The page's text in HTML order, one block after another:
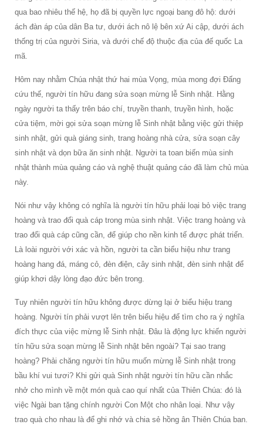
qua bao nhiêu thế hệ, họ đã bị quyền lực ngoại bang đô hộ: dưới
ách đàn áp của dân Ba tư, dưới ách nô lệ bên xứ Ai cập, dưới ách
thống trị của người Siria, và dưới chế độ thuộc địa của đế quốc La
mã.
Hôm nay nhằm Chúa nhật thứ hai mùa Vọng, mùa mong đợi Ðấng
cứu thế, người tín hữu đang sửa soạn mừng lễ Sinh nhật. Hằng
ngày người ta thấy trên báo chí, truyền thanh, truyền hình, hoặc
cửa tiệm, mời gọi sửa soạn mừng lễ Sinh nhật bằng việc gửi thiệp
sinh nhật, gửi quà giáng sinh, trang hoàng nhà cửa, sửa soạn cây
sinh nhật và dọn bữa ăn sinh nhật. Người ta toan biến mùa sinh
nhật thành mùa quảng cáo và nghệ thuật quảng cáo đã làm chủ mùa
này.
Nói như vậy không có nghĩa là người tín hữu phải loại bỏ việc trang
hoàng và trao đổi quà cáp trong mùa sinh nhật. Việc trang hoàng và
trao đổi quà cáp cũng cần, để giúp cho nền kinh tế được phát triển.
Là loài người với xác và hồn, người ta cần biểu hiệu như trang
hoàng hang đá, máng cỏ, đèn điện, cây sinh nhật, đèn sinh nhật để
giúp khơi dậy lòng đạo đức bên trong.
Tuy nhiên người tín hữu không được dừng lại ở biểu hiệu trang
hoàng. Người tín phải vượt lên trên biểu hiệu để tìm cho ra ý nghĩa
đích thực của việc mừng lễ Sinh nhật. Ðâu là động lực khiến người
tín hữu sửa soạn mừng lễ Sinh nhật bên ngoài? Tại sao trang
hoàng? Phải chăng người tín hữu muốn mừng lễ Sinh nhật trong
bầu khí vui tươi? Khi gửi quà Sinh nhật người tín hữu cần nhắc
nhở cho mình về một món quà cao quí nhất của Thiên Chúa: đó là
việc Ngài ban tặng chính người Con Một cho nhân loại. Như vậy
trao quà cho nhau là để ghi nhớ và chia sẻ hồng ân Thiên Chúa ban.